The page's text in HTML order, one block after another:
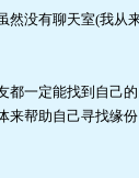
然没有聊天室(我
都一定能找到自己
来帮助自己寻找缘